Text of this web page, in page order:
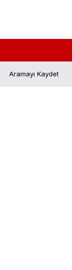
Aramayı Kaydet